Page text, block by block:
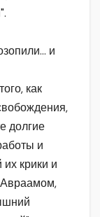
и
как
долгие
и
крики и